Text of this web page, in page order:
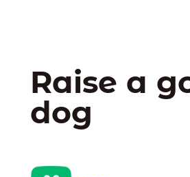
Raise a
dog